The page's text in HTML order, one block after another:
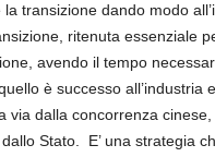
transizione dando modo
ritenuta essenziale
avendo il tempo
è successo all’industria
via dalla concorrenza
Stato. E’ una strategia